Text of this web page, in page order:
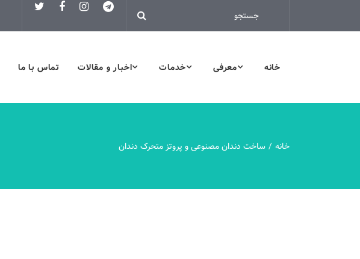
خانه معرفی خدمات اخبار و مقالات تماس با ما
خانه ساخت دندان مصنوعی و پروتز متحرک دندان